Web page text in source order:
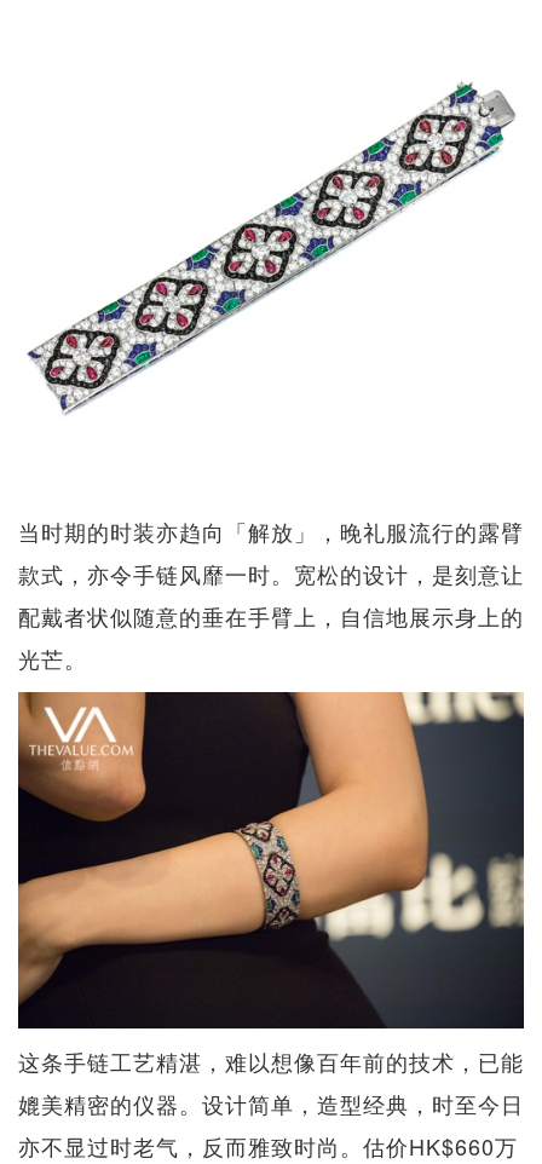
当时期的时装亦趋向「解放」，晚礼服流行的露臂
款式，亦令手链风靡一时。宽松的设计，是刻意让
配戴者状似随意的垂在手臂上，自信地展示身上的
光芒。
这条手链工艺精湛，难以想像百年前的技术，已能
媲美精密的仪器。设计简单，造型经典，时至今日
亦不显过时老气，反而雅致时尚。估价HK$660万